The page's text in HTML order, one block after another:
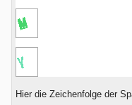
Hier die Zeichenfolge der